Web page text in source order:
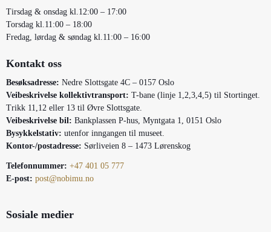
Tirsdag & onsdag kl.12:00 – 17:00
Torsdag kl.11:00 – 18:00
Fredag, lørdag & søndag kl.11:00 – 16:00
Kontakt oss
Besøksadresse: Nedre Slottsgate 4C – 0157 Oslo
Veibeskrivelse kollektivtransport: T-bane (linje 1,2,3,4,5) til Stortinget.
Trikk 11,12 eller 13 til Øvre Slottsgate.
Veibeskrivelse bil: Bankplassen P-hus, Myntgata 1, 0151 Oslo
Bysykkelstativ: utenfor inngangen til museet.
Kontor-/postadresse: Sørliveien 8 – 1473 Lørenskog
Telefonnummer: +47 401 05 777
E-post: post@nobimu.no
Sosiale medier